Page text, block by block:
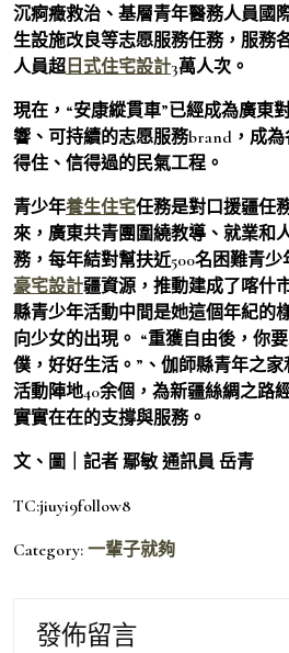
沉痾癥救治、基層青年醫務人員國
生設施改良等志愿服務任務，服務
人員超日式住宅設計3萬人次。
現在，“安康縱貫車”已經成為廣東
響、可持續的志愿服務brand，成
得住、信得過的民氣工程。
青少年養生住宅任務是對口援疆任
來，廣東共青團圍繞教導、就業和
務，每年結對幫扶近500名困難青
豪宅設計疆資源，推動建成了喀什
縣青少年活動中間是她這個年紀的
向少女的出現。 “重獲自由後，你
僕，好好生活。”、伽師縣青年之
活動陣地40余個，為新疆絲綢之路
實實在在的支撐與服務。
文、圖｜記者 鄢敏 通訊員 岳青
TC:jiuyi9follow8
Category: 一輩子就夠
發佈留言